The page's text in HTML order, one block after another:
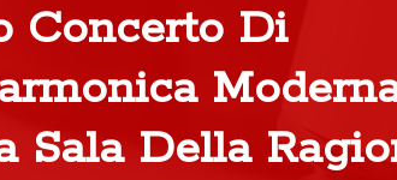
Concerto Di
Sala Della